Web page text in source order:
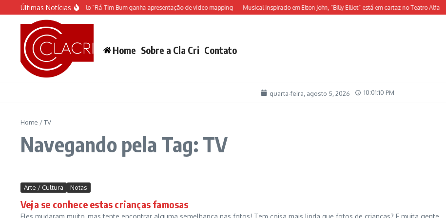
Ir para o conteúdo
Últimas Notícias
O espetáculo do Castelo “Rá-Tim-Bum ganha apresentação de video mapping Musical inspirado em Elton John, “Billy Elliot” está em cartaz no Teatro Alfa
Home Sobre a Cla Cri Contato
quarta-feira, agosto 5, 2026 10:01:10 PM
Home /TV
Navegando pela Tag: TV
Arte / Cultura Notas
Veja se conhece estas crianças famosas
Eles mudaram muito, mas tente encontrar alguma semelhança nas fotos! Tem coisa mais linda que fotos de crianças? E muita gente